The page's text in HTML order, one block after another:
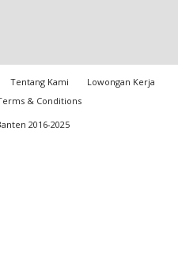
Tentang Kami
Lowongan Kerja
& Conditions
2016-2025